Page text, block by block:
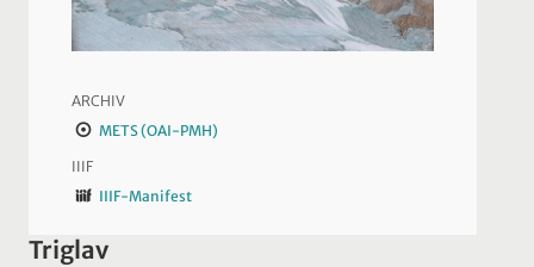
ARCHIV
METS (OAI-PMH)
IIIF
IIIF-Manifest
Triglav